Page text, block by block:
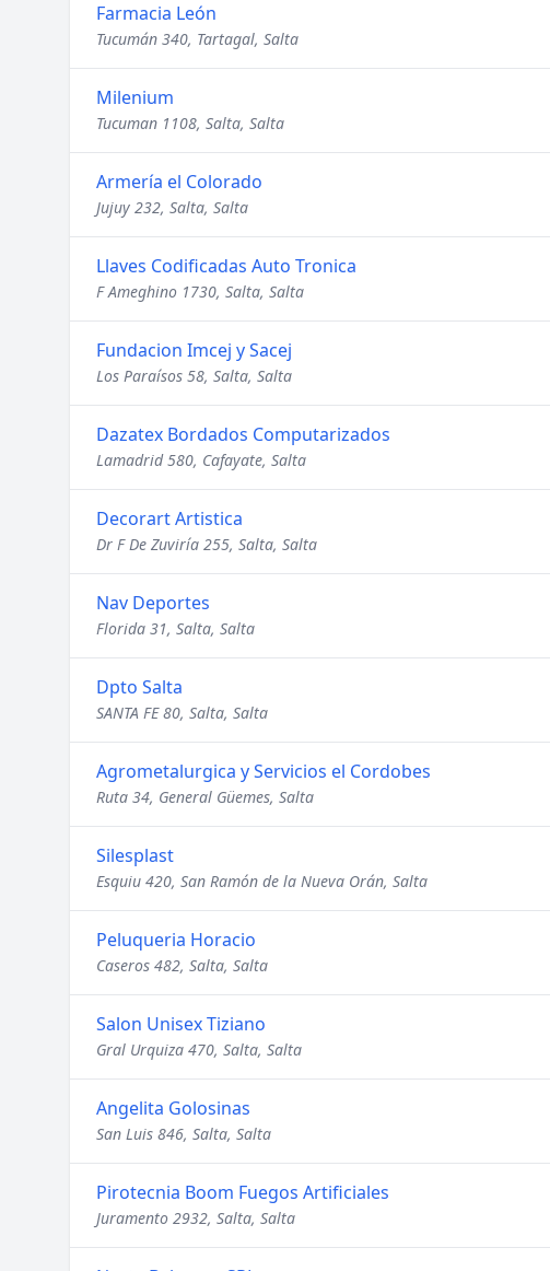
Farmacia León
Tucumán 340, Tartagal, Salta
Milenium
Tucuman 1108, Salta, Salta
Armería el Colorado
Jujuy 232, Salta, Salta
Llaves Codificadas Auto Tronica
F Ameghino 1730, Salta, Salta
Fundacion Imcej y Sacej
Los Paraísos 58, Salta, Salta
Dazatex Bordados Computarizados
Lamadrid 580, Cafayate, Salta
Decorart Artistica
Dr F De Zuviría 255, Salta, Salta
Nav Deportes
Florida 31, Salta, Salta
Dpto Salta
SANTA FE 80, Salta, Salta
Agrometalurgica y Servicios el Cordobes
Ruta 34, General Güemes, Salta
Silesplast
Esquiu 420, San Ramón de la Nueva Orán, Salta
Peluqueria Horacio
Caseros 482, Salta, Salta
Salon Unisex Tiziano
Gral Urquiza 470, Salta, Salta
Angelita Golosinas
San Luis 846, Salta, Salta
Pirotecnia Boom Fuegos Artificiales
Juramento 2932, Salta, Salta